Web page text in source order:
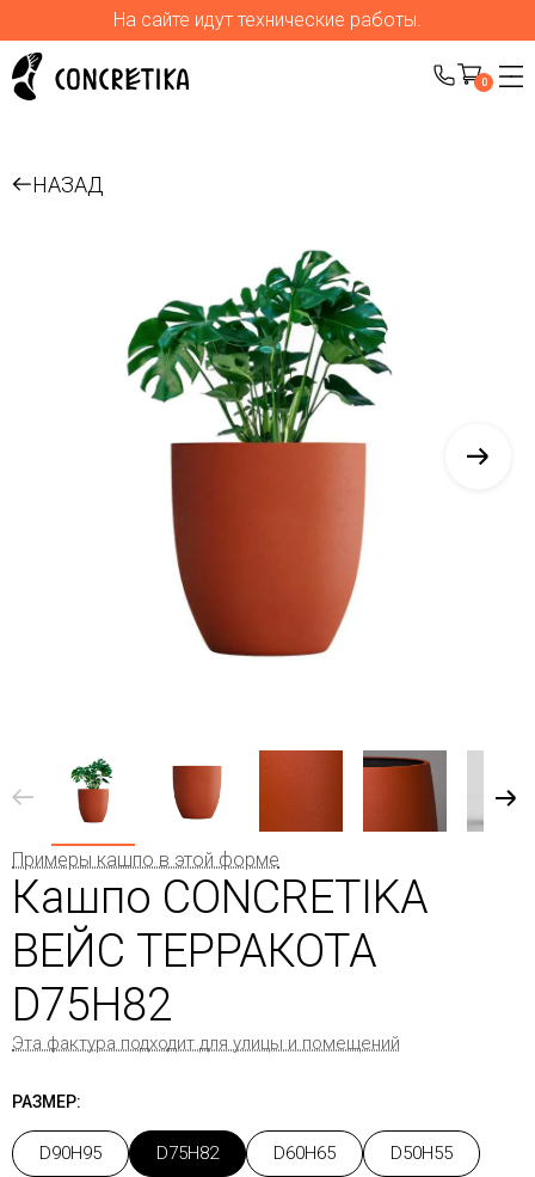
На сайте идут технические работы.
0
НАЗАД
Примеры кашпо в этой форме
Кашпо CONCRETIKA
ВЕЙС ТЕРРАКОТА
D75H82
Эта фактура подходит для улицы и помещений
РАЗМЕР:
D90H95 D75H82 D60H65 D50H55